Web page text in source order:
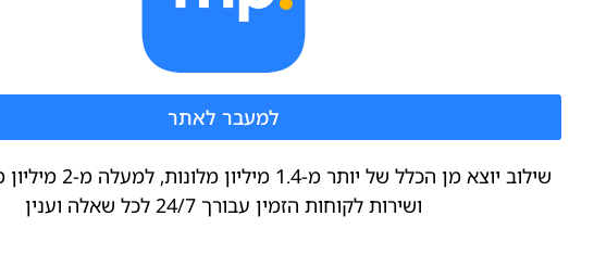
למעבר לאתר
שילוב יוצא מן הכלל של
ושירות לקוחות הזמין עבורך 24/7 לכל שאלה וענין